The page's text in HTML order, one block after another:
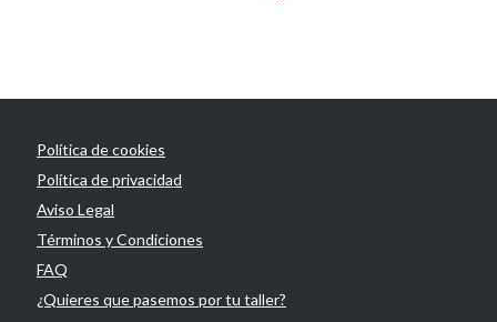
Política de cookies
Política de privacidad
Aviso Legal
Términos y Condiciones
FAQ
¿Quieres que pasemos por tu taller?